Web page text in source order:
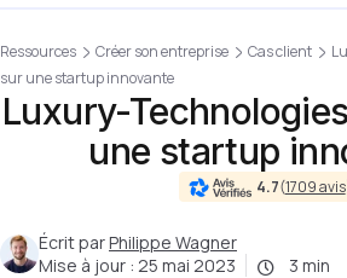
Ressources Créer son entreprise Cas client
sur une startup innovante
Luxury-
une startup
4.7(1709 avis
Écrit parPhilippe Wagner
Mise à jour : 25 mai 2023 3 min